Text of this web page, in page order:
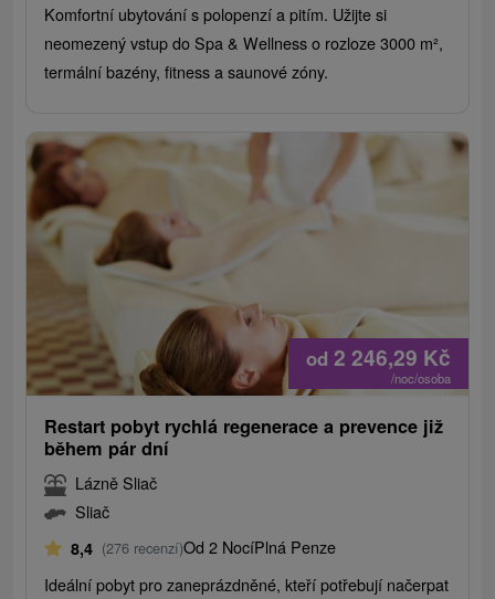
Komfortní ubytování s polopenzí a pitím. Užijte si
neomezený vstup do Spa & Wellness o rozloze 3000 m²,
termální bazény, fitness a saunové zóny.
od 2 246,29 Kč
/noc/osoba
Restart pobyt rychlá regenerace a prevence již
během pár dní
Lázně Sliač
Sliač
8,4 (276 recenzí)Od 2 NocíPlná Penze
Ideální pobyt pro zaneprázdněné, kteří potřebují načerpat